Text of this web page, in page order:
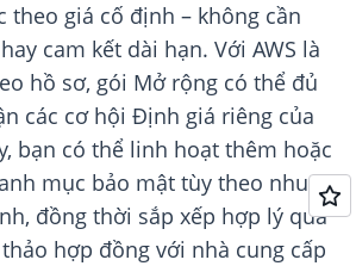
theo giá cố định – không cần
cam kết dài hạn. Với AWS là
hồ sơ, gói Mở rộng có thể đủ
các cơ hội Định giá riêng của
bạn có thể linh hoạt thêm hoặc
mục bảo mật tùy theo nhu
đồng thời sắp xếp hợp lý quá
hợp đồng với nhà cung cấp